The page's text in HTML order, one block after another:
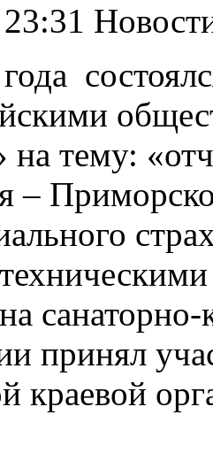
на тему:
–
принял
краевой